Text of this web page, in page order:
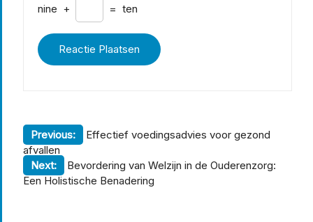
nine + = ten
Berichtnavigatie
Previous:
Effectief voedingsadvies voor gezond
afvallen
Next:
Bevordering van Welzijn in de Ouderenzorg:
Een Holistische Benadering